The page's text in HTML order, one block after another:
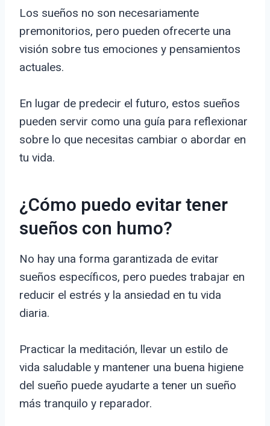
Los sueños no son necesariamente
premonitorios, pero pueden ofrecerte una
visión sobre tus emociones y pensamientos
actuales.
En lugar de predecir el futuro, estos sueños
pueden servir como una guía para reflexionar
sobre lo que necesitas cambiar o abordar en
tu vida.
¿Cómo puedo evitar tener
sueños con humo?
No hay una forma garantizada de evitar
sueños específicos, pero puedes trabajar en
reducir el estrés y la ansiedad en tu vida
diaria.
Practicar la meditación, llevar un estilo de
vida saludable y mantener una buena higiene
del sueño puede ayudarte a tener un sueño
más tranquilo y reparador.